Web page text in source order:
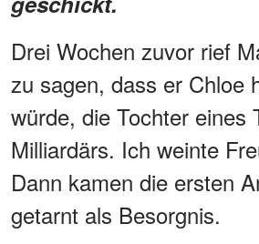
Drei Wochen zuvor rief
zu sagen, dass er Chloe
würde, die Tochter eines
Milliardärs. Ich weinte
Dann kamen die ersten
getarnt als Besorgnis.